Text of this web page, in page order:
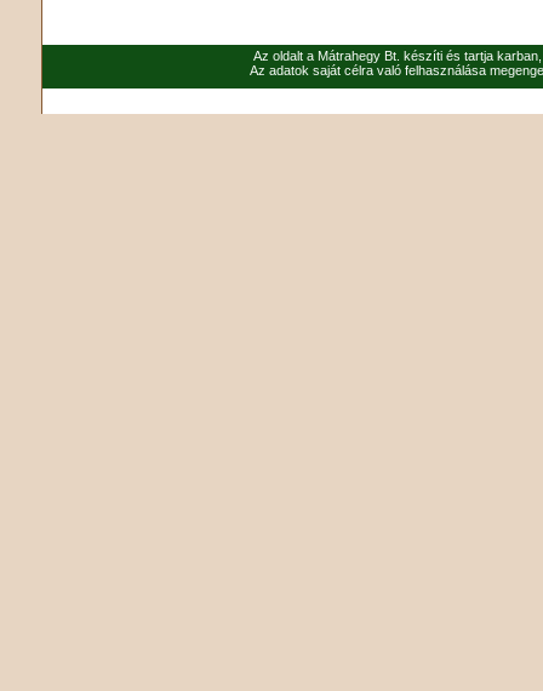
Az oldalt a Mátrahegy Bt. készíti és tartja
Az adatok saját célra való felhasználása